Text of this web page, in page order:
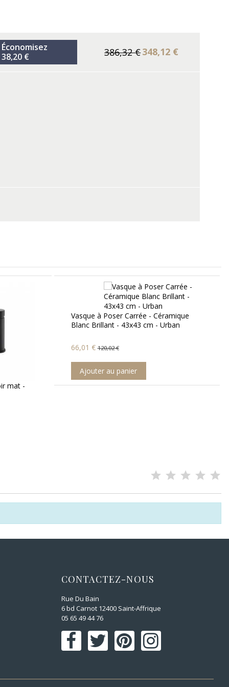
Économisez
38,20 €
386,32 €348,12 €
Siphon Lavabo Design Totem Tubulaire
- Laiton chromé
23,60 €59,00 €
Ajouter au panier
CONTACTEZ-NOUS
Rue Du Bain
6 bd Carnot 12400 Saint-Affrique
05 65 49 44 76